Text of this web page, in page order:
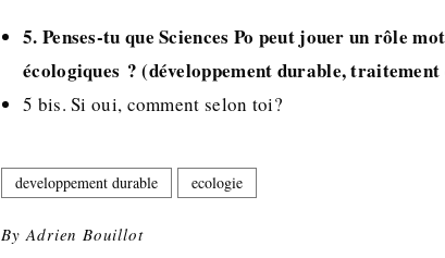
5. Penses-tu que Sciences Po peut jouer un rôle
écologiques ? (développement durable,
5 bis. Si oui, comment selon toi?
developpement durable ecologie
ByAdrien Bouillot